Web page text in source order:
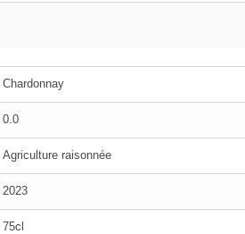
Chardonnay
0.0
Agriculture raisonnée
2023
75cl